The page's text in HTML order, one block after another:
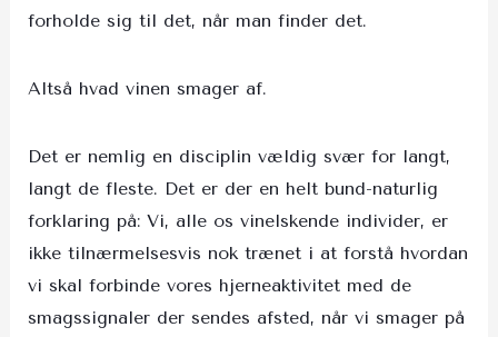
forholde sig til det, når man finder det.
Altså hvad vinen smager af.
Det er nemlig en disciplin vældig svær for langt,
langt de fleste. Det er der en helt bund-naturlig
forklaring på: Vi, alle os vinelskende individer, er
ikke tilnærmelsesvis nok trænet i at forstå hvordan
vi skal forbinde vores hjerneaktivitet med de
smagssignaler der sendes afsted, når vi smager på